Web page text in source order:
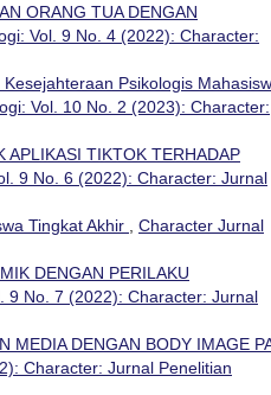
ORANG TUA DENGAN
Vol. 9 No. 4 (2022): Character:
Psikologis
Vol. 10 No. 2 (2023): Character:
APLIKASI TIKTOK TERHADAP
9 No. 6 (2022): Character: Jurnal
Tingkat Akhir
Character Jurnal
DENGAN PERILAKU
9 No. 7 (2022): Character: Jurnal
MEDIA DENGAN BODY IMAGE
Character: Jurnal Penelitian